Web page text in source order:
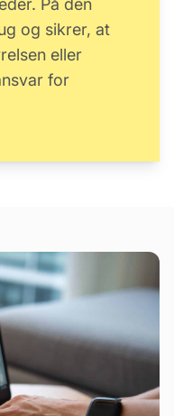
På den
og sikrer, at
eller
for